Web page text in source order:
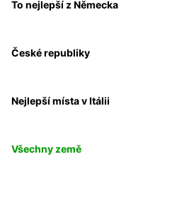
To nejlepší z Německa
České republiky
Nejlepší místa v Itálii
Všechny země